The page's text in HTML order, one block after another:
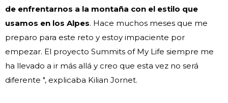
de enfrentarnos a la montaña con el estilo que
usamos en los Alpes. Hace muchos meses que me
preparo para este reto y estoy impaciente por
empezar. El proyecto Summits of My Life siempre me
ha llevado a ir más allá y creo que esta vez no será
diferente ", explicaba Kilian Jornet.